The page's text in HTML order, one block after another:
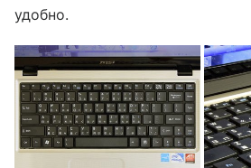
удобно.